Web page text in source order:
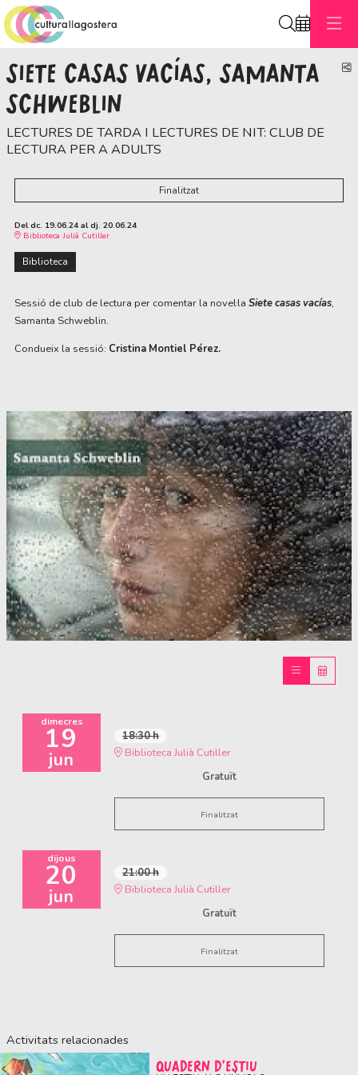
SIETE CASAS VACÍAS, SAMANTA
SCHWEBLIN
LECTURES DE TARDA I LECTURES DE NIT: CLUB DE
LECTURA PER A ADULTS
Finalitzat
Del dc. 19.06.24 al dj. 20.06.24
Biblioteca Julià Cutiller
Biblioteca
Sessió de club de lectura per comentar la novel·la Siete casas vacías,
Samanta Schweblin.
Condueix la sessió: Cristina Montiel Pérez.
dimecres
19
jun
18:30 h
Biblioteca Julià Cutiller
Gratuït
Finalitzat
dijous
20
jun
21:00 h
Biblioteca Julià Cutiller
Gratuït
Finalitzat
Activitats relacionades
QUADERN D'ESTIU